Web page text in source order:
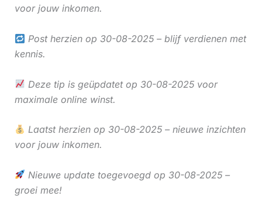
voor jouw inkomen.
Post herzien op 30-08-2025 – blijf verdienen met
kennis.
Deze tip is geüpdatet op 30-08-2025 voor
maximale online winst.
Laatst herzien op 30-08-2025 – nieuwe inzichten
voor jouw inkomen.
Nieuwe update toegevoegd op 30-08-2025 –
groei mee!